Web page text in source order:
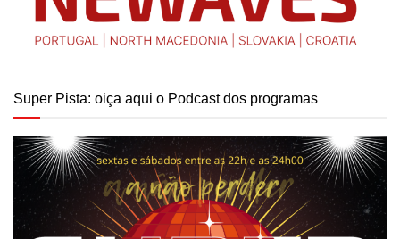
Super Pista: oiça aqui o Podcast dos programas